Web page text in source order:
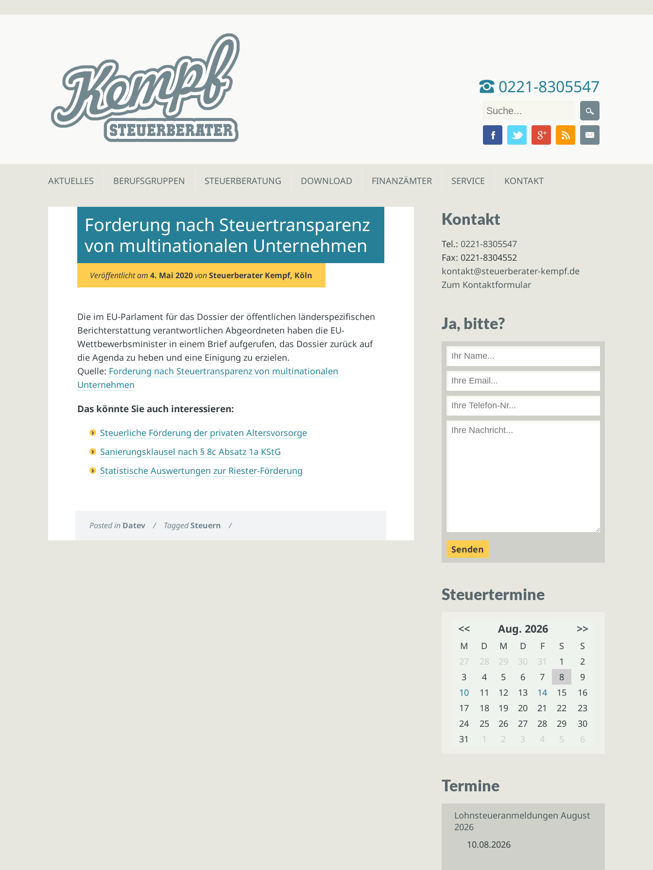
0221-8305547
Skip
AKTUELLES BERUFSGRUPPEN STEUERBERATUNG DOWNLOAD FINANZÄMTER SERVICE KONTAKT
Forderung nach Steuertransparenz
von multinationalen Unternehmen
Veröffentlicht am4. Mai 2020 vonSteuerberater Kempf, Köln
Die im EU-Parlament für das Dossier der öffentlichen länderspezifischen
Berichterstattung verantwortlichen Abgeordneten haben die EU-
Wettbewerbsminister in einem Brief aufgerufen, das Dossier zurück auf
die Agenda zu heben und eine Einigung zu erzielen.
Quelle: Forderung nach Steuertransparenz von multinationalen
Unternehmen
Das könnte Sie auch interessieren:
Steuerliche Förderung der privaten Altersvorsorge
Sanierungsklausel nach § 8c Absatz 1a KStG
Statistische Auswertungen zur Riester-Förderung
Posted in Datev / TaggedSteuern /
Kontakt
Tel.: 0221-8305547
Fax: 0221-8304552
kontakt@steuerberater-kempf.de
Zum Kontaktformular
Ja, bitte?
Steuertermine
<< Aug. 2026 >>
M D M D F S
S
27
28 29 30 31 1
2
3
4 5 6 7 8
9
10
11 12 13 14 15
16
17
18 19 20 21 22
23
24
25 26 27 28 29
30
31
1 2 3 4 5 6
Termine
Lohnsteueranmeldungen August
2026
10.08.2026